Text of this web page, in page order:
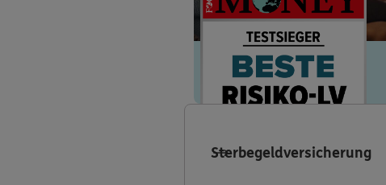
Sterbegeldversicherung